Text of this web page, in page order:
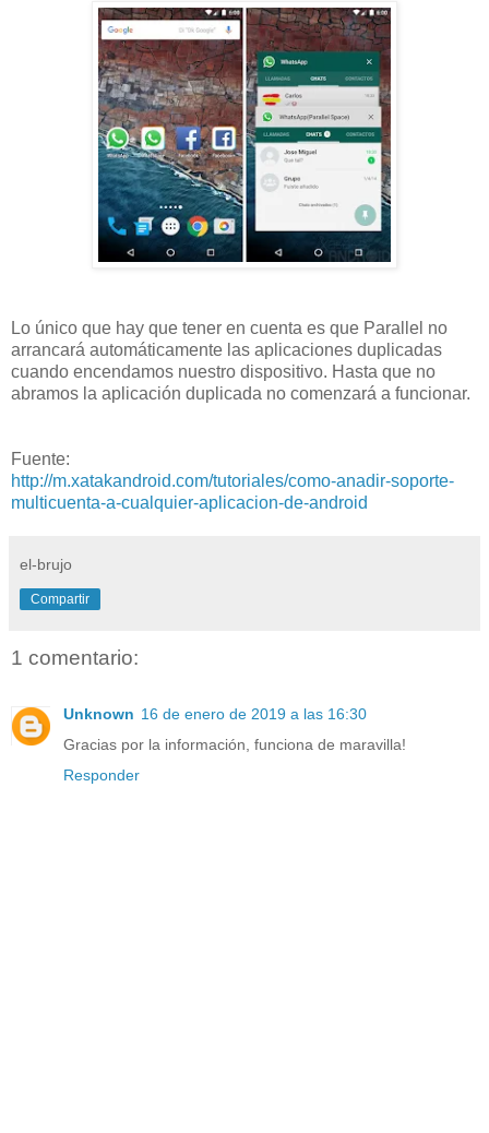
Lo único que hay que tener en cuenta es que Parallel no
arrancará automáticamente las aplicaciones duplicadas
cuando encendamos nuestro dispositivo. Hasta que no
abramos la aplicación duplicada no comenzará a funcionar.
Fuente:
http://m.xatakandroid.com/tutoriales/como-anadir-soporte-
multicuenta-a-cualquier-aplicacion-de-android
el-brujo
Compartir
1 comentario:
Unknown 16 de enero de 2019 a las 16:30
Gracias por la información, funciona de maravilla!
Responder